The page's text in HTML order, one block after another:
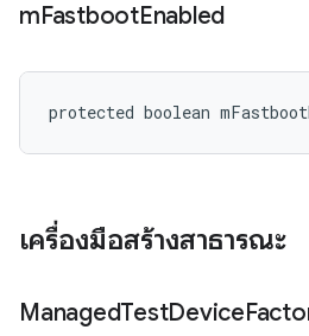
mFastbootEnabled
protected boolean
เครื่องมือสร้างสาธารณะ
ManagedTestDevice